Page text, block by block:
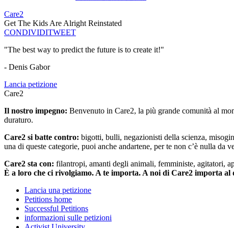
Care2
Get The Kids Are Alright Reinstated
CONDIVIDITWEET
"The best way to predict the future is to create it!"
- Denis Gabor
Lancia petizione
Care2
Il nostro impegno: Benvenuto in Care2, la più grande comunità al
duraturo.
Care2 si batte contro: bigotti, bulli, negazionisti della scienza,
una di queste categorie, puoi anche andartene, per te non c’è nulla da
Care2 sta con: filantropi, amanti degli animali, femministe, agitatori,
È a loro che ci rivolgiamo. A te importa. A noi di Care2 importa al
Lancia una petizione
Petitions home
Successful Petitions
informazioni sulle petizioni